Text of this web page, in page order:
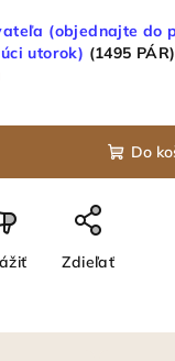
(objednajte do
utorok) (1495 PÁR)
Do
Zdieľať